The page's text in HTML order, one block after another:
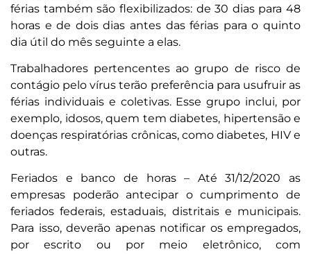
férias também são flexibilizados: de 30 dias para 48
horas e de dois dias antes das férias para o quinto
dia útil do mês seguinte a elas.
Trabalhadores pertencentes ao grupo de risco de
contágio pelo vírus terão preferência para usufruir as
férias individuais e coletivas. Esse grupo inclui, por
exemplo, idosos, quem tem diabetes, hipertensão e
doenças respiratórias crônicas, como diabetes, HIV e
outras.
Feriados e banco de horas – Até 31/12/2020 as
empresas poderão antecipar o cumprimento de
feriados federais, estaduais, distritais e municipais.
Para isso, deverão apenas notificar os empregados,
por escrito ou por meio eletrônico, com